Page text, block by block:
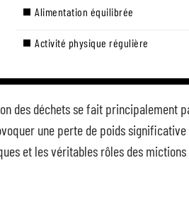
Alimentation équilibrée
Activité physique régulière
des déchets se fait principalement
une perte de poids
et les véritables rôles des